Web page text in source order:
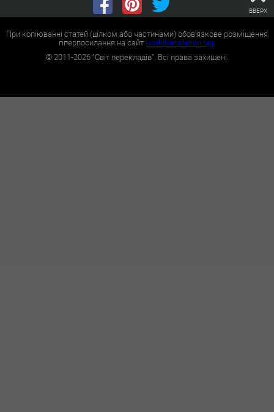
ВВЕРХ
При копіюванні статей (цілком або частинами) обов'язкове розміщення
гіперпосилання на сайтworldtranslation.org.
©2011-2026"Світ перекладів". Всі права захищені.